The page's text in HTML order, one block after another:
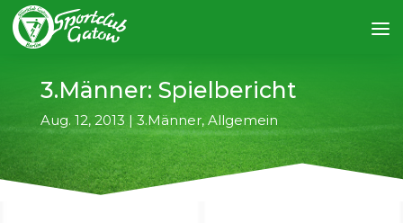
3.Männer: Spielbericht
Aug. 12, 2013 | 3.Männer, Allgemein